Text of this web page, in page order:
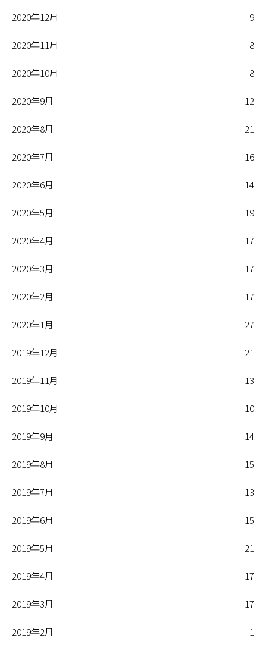
2020年12月 9
2020年11月 8
2020年10月 8
2020年9月 12
2020年8月 21
2020年7月 16
2020年6月 14
2020年5月 19
2020年4月 17
2020年3月 17
2020年2月 17
2020年1月 27
2019年12月 21
2019年11月 13
2019年10月 10
2019年9月 14
2019年8月 15
2019年7月 13
2019年6月 15
2019年5月 21
2019年4月 17
2019年3月 17
2019年2月 1